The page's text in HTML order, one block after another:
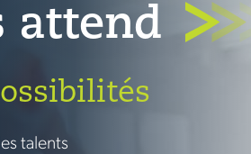
attend
talents